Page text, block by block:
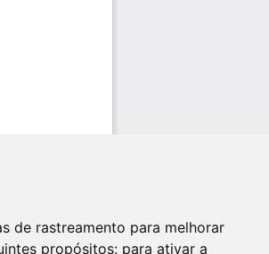
de rastreamento para melhorar
propósitos: para ativar a